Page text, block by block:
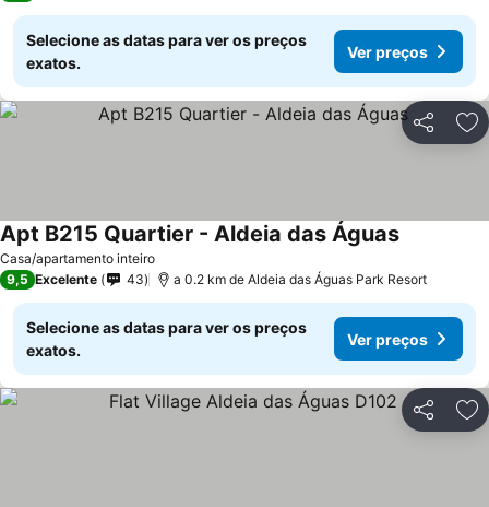
Selecione as datas para ver os preços
exatos.
Ver preços
Partilhar
Casa/apartamento inteiro
Apt B215 Quartier - Aldeia das Águas
9,5 Excelente 43 a 0.2 km de Aldeia das Águas Park Resort
Selecione as datas para ver os preços
exatos.
Ver preços
Partilhar